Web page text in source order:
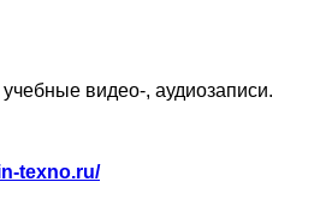
видео-, аудиозаписи.
texno.ru/